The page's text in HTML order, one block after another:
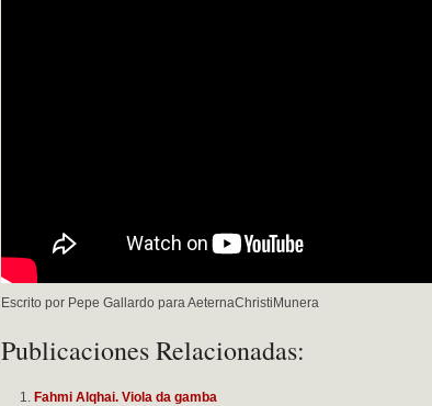
Escrito por Pepe Gallardo para AeternaChristiMunera
Publicaciones Relacionadas:
Fahmi Alqhai. Viola da gamba